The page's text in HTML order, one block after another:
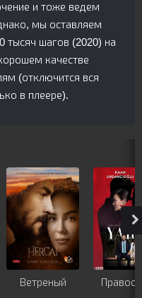
и тоже ведем
мы оставляем
тысяч шагов (2020) на
качестве
(отключится вся
в плеере).
Ветреный